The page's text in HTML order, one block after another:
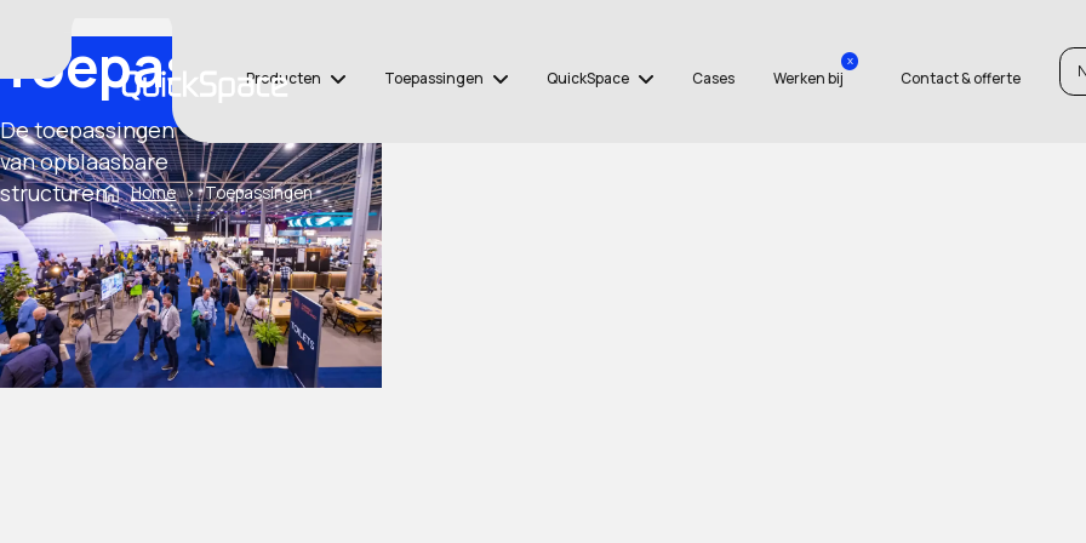
Producten Toepassingen QuickSpace Cases Werken bij
x
Contact & offerte
Toepassingen
De toepassingen
van opblaasbare
structuren
Home › Toepassingen